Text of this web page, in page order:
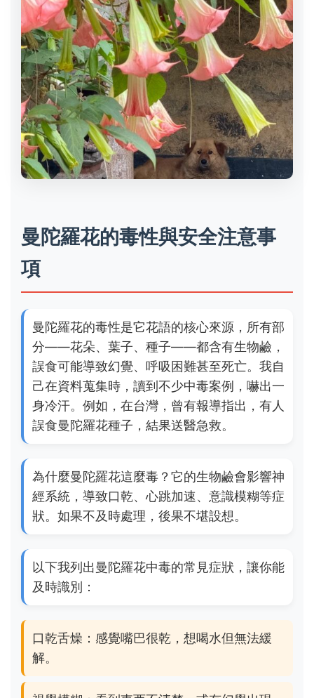
曼陀羅花的毒性與安全注意事
項
曼陀羅花的毒性是它花語的核心來源，所有部
分——花朵、葉子、種子——都含有生物鹼，
誤食可能導致幻覺、呼吸困難甚至死亡。我自
己在資料蒐集時，讀到不少中毒案例，嚇出一
身冷汗。例如，在台灣，曾有報導指出，有人
誤食曼陀羅花種子，結果送醫急救。
為什麼曼陀羅花這麼毒？它的生物鹼會影響神
經系統，導致口乾、心跳加速、意識模糊等症
狀。如果不及時處理，後果不堪設想。
以下我列出曼陀羅花中毒的常見症狀，讓你能
及時識別：
口乾舌燥：感覺嘴巴很乾，想喝水但無法緩
解。